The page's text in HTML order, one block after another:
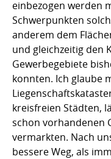
einbezogen werden
Schwerpunkten
anderem dem
und gleichzeitig den
Gewerbegebiete
konnten. Ich glaube
kreisfreien Städten,
schon vorhandenen
vermarkten. Nach
bessere Weg, als